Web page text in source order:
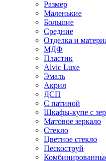
Размер
Маленькие
Большие
Средние
Отделка и
МДФ
Пластик
Alvic Luxe
Эмаль
Акрил
ДСП
С патиной
Шкафы-купе с
Матовое зеркало
Стекло
Цветное стекло
Пескоструй